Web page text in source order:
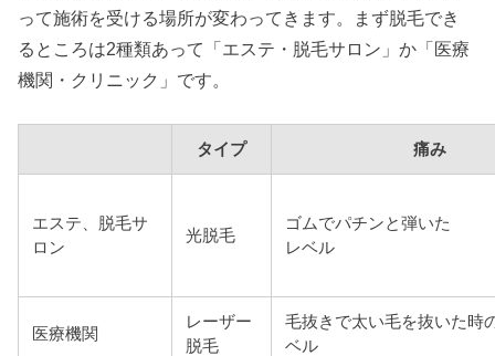
って施術を受ける場所が変わってきます。まず脱毛でき
るところは2種類あって「エステ・脱毛サロン」か「医療
機関・クリニック」です。
タイプ 痛み
エステ、脱毛サ
ロン
光脱毛
ゴムでパチンと弾いた
レベル
医療機関
レーザー
脱毛
毛抜きで太い毛を抜いた時
ベル